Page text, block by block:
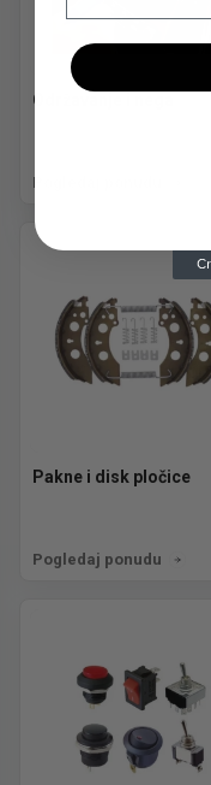
Održavanje i nega
Pogledaj ponudu
Pakne i disk pločice
Pogledaj ponudu